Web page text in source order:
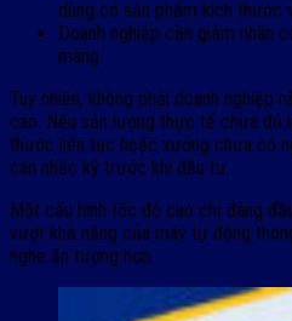
dùng có sản phẩm kích thước
Doanh nghiệp cần giảm nhân
màng.
Tuy nhiên, không phải doanh nghiệp
cao. Nếu sản lượng thực tế chưa đủ
thước liên tục hoặc xưởng chưa có
cân nhắc kỹ trước khi đầu tư.
Một cấu hình tốc độ cao chỉ đáng
vượt khả năng của máy tự động
nghe ấn tượng hơn.